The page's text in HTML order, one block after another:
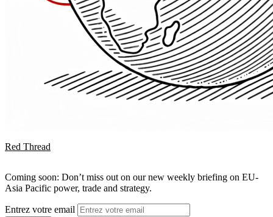
Red Thread
Coming soon: Don’t miss out on our new weekly briefing on EU-
Asia Pacific power, trade and strategy.
Entrez votre email